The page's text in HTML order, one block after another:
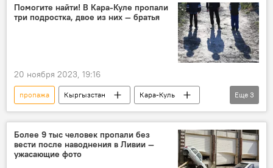
Помогите найти! В Кара-Куле пропали
три подростка, двое из них — братья
20 ноября 2023, 19:16
пропажа Кыргызстан
Кара-Куль
подросток
розыск милиция
Еще 3
Более 9 тыс человек пропали без
вести после наводнения в Ливии —
ужасающие фото